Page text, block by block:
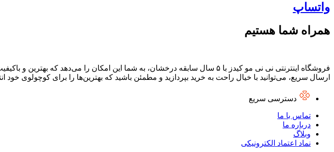
واتساپ
همراه شما هستیم
فروشگاه اینترنتی نی نی مو کیدز با ۵ سال سابقه درخشان، به شما این امکان را
ارسال سریع، می‌توانید با خیال راحت به خرید بپردازید و مطمئن باشید که بهترین‌ها را برای کوچولوی
دسترسی سریع
تماس با ما
درباره ما
وبلاگ
نماد اعتماد الکترونیکی